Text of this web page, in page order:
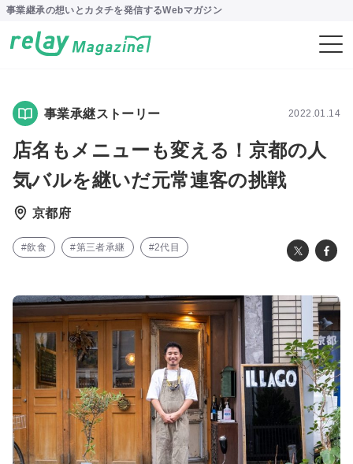
事業継承の想いとカタチを発信するWebマガジン
事業承継ストーリー 2022.01.14
店名もメニューも変える！京都の人
気バルを継いだ元常連客の挑戦
京都府
#飲食 #第三者承継 #2代目